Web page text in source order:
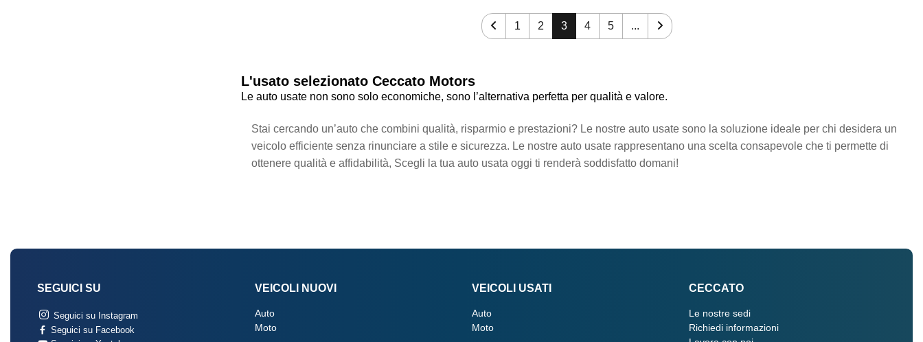
1 2 3 4 5 ...
L'usato selezionato Ceccato Motors
Le auto usate non sono solo economiche, sono l’alternativa perfetta per qualità e valore.
Stai cercando un’auto che combini qualità, risparmio e prestazioni? Le nostre auto usate sono la soluzione ideale per chi desidera un
veicolo efficiente senza rinunciare a stile e sicurezza. Le nostre auto usate rappresentano una scelta consapevole che ti permette di
ottenere qualità e affidabilità, Scegli la tua auto usata oggi ti renderà soddisfatto domani!
SEGUICI SU
Seguici su Instagram
Seguici su Facebook
VEICOLI NUOVI
Auto
Moto
VEICOLI USATI
Auto
Moto
CECCATO
Le nostre sedi
Richiedi informazioni